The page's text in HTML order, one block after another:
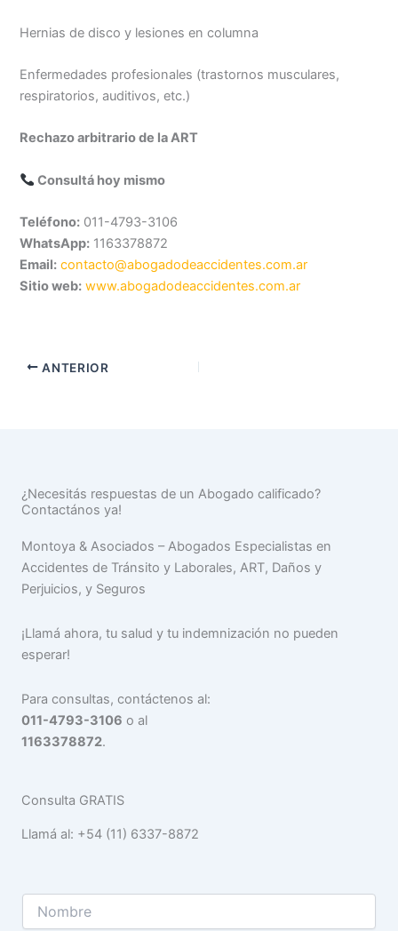
Hernias de disco y lesiones en columna
Enfermedades profesionales (trastornos musculares,
respiratorios, auditivos, etc.)
Rechazo arbitrario de la ART
Consultá hoy mismo
Teléfono: 011-4793-3106
WhatsApp: 1163378872
Email: contacto@abogadodeaccidentes.com.ar
Sitio web: www.abogadodeaccidentes.com.ar
ANTERIOR
¿Necesitás respuestas de un Abogado calificado?
Contactános ya!
Montoya & Asociados – Abogados Especialistas en
Accidentes de Tránsito y Laborales, ART, Daños y
Perjuicios, y Seguros
¡Llamá ahora, tu salud y tu indemnización no pueden
esperar!
Para consultas, contáctenos al:
011-4793-3106 o al
1163378872.
Consulta GRATIS
Llamá al: +54 (11) 6337-8872
N